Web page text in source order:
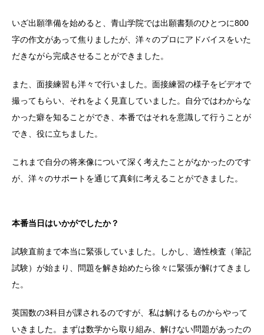
いざ出願準備を始めると、青山学院では出願書類のひとつに800
字の作文があって焦りましたが、洋々のプロにアドバイスをいた
だきながら完成させることができました。
また、面接練習も洋々で行いました。面接練習の様子をビデオで
撮ってもらい、それをよく見直していました。自分ではわからな
かった癖を知ることができ、本番ではそれを意識して行うことが
でき、役に立ちました。
これまで自分の将来像について深く考えたことがなかったのです
が、洋々のサポートを通じて真剣に考えることができました。
本番当日はいかがでしたか？
試験直前まで本当に緊張していました。しかし、適性検査（筆記
試験）が始まり、問題を解き始めたら徐々に緊張が解けてきまし
た。
英国数の3科目が課されるのですが、私は解けるものからやって
いきました。まずは数学から取り組み、解けない問題があったの